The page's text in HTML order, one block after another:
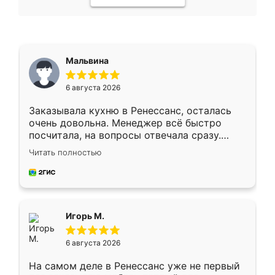
Мальвина
6 августа 2026
Заказывала кухню в Ренессанс, осталась
очень довольна. Менеджер всё быстро
посчитала, на вопросы отвечала сразу.
Замерщик приехал в субботу, подошёл к
делу со всей ответственностью. Собрали
за день, ребята работали аккуратно, даже
Читать полностью
Игорь М.
6 августа 2026
На самом деле в Ренессанс уже не первый